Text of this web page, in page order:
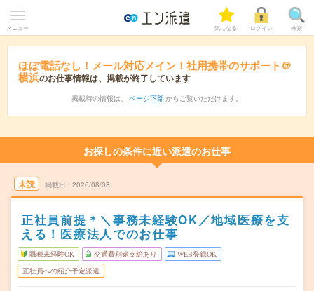
メニュー 気になる! ログイン 検索
ほぼ電話なし！メール対応メイン！社用携帯のサポート＠
横浜のお仕事情報は、掲載が終了しています
掲載時の情報は、 ページ下部 からご覧いただけます。
お探しの条件に近い派遣のお仕事
未読 掲載日 2026/08/08
正社員前提＊＼事務未経験OK／地域医療を支
える！医療法人でのお仕事
職種未経験OK 交通費別途支給あり WEB登録OK
正社員への紹介予定派遣